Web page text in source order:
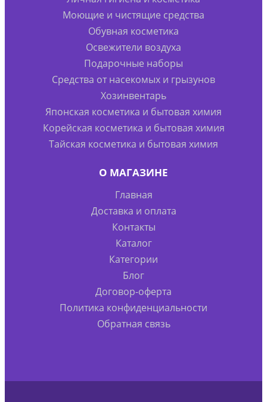
Моющие и чистящие средства
Обувная косметика
Освежители воздуха
Подарочные наборы
Средства от насекомых и грызунов
Хозинвентарь
Японская косметика и бытовая химия
Корейская косметика и бытовая химия
Тайская косметика и бытовая химия
О МАГАЗИНЕ
Главная
Доставка и оплата
Контакты
Каталог
Категории
Блог
Договор-оферта
Политика конфиденциальности
Обратная связь